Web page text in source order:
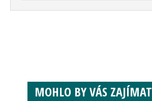
MOHLO BY VÁS ZAJÍMAT